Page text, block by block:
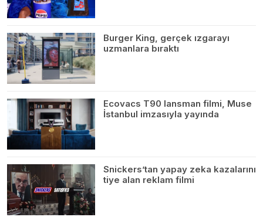
Burger King, gerçek ızgarayı
uzmanlara bıraktı
Ecovacs T90 lansman filmi, Muse
İstanbul imzasıyla yayında
Snickers’tan yapay zeka kazalarını
tiye alan reklam filmi